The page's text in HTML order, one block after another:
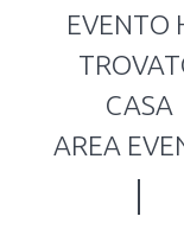
EVENTO
CASA
AREA